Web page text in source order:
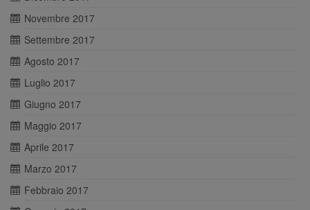
Novembre 2017
Settembre 2017
Agosto 2017
Luglio 2017
Giugno 2017
Maggio 2017
Aprile 2017
Marzo 2017
Febbraio 2017